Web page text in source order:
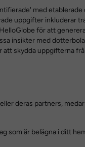
med
uppgifter inkluderar
för att
insikter med
att skydda uppgifterna
deras partners,
som är belägna i ditt